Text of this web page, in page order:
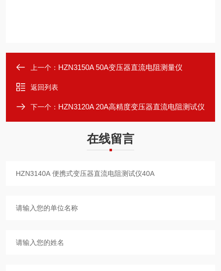
上一个： HZN3150A 50A变压器直流电阻测量仪
返回列表
下一个： HZN3120A 20A高精度变压器直流电阻测试仪
在线留言